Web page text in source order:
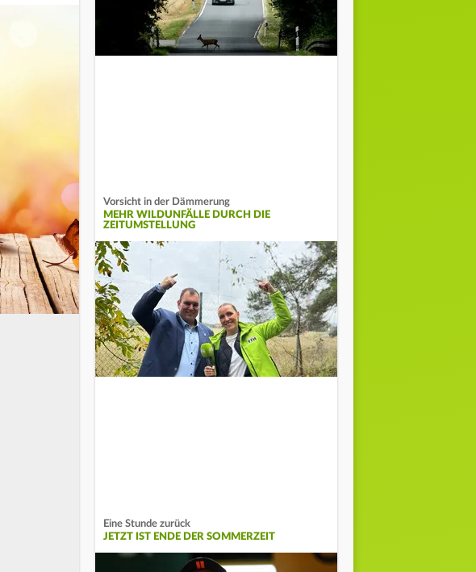
Vorsicht in der Dämmerung
MEHR WILDUNFÄLLE DURCH DIE
ZEITUMSTELLUNG
Eine Stunde zurück
JETZT IST ENDE DER SOMMERZEIT